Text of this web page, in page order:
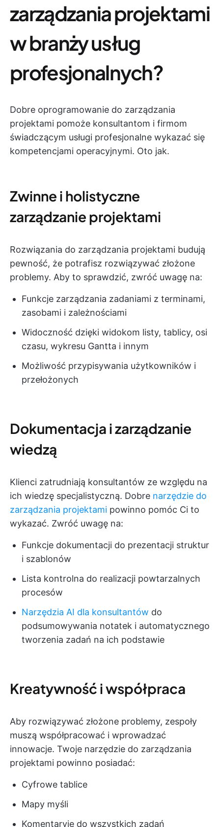
zarządzania projektami
w branży usług
profesjonalnych?
Dobre oprogramowanie do zarządzania
projektami pomoże konsultantom i firmom
świadczącym usługi profesjonalne wykazać się
kompetencjami operacyjnymi. Oto jak.
Zwinne i holistyczne
zarządzanie projektami
Rozwiązania do zarządzania projektami budują
pewność, że potrafisz rozwiązywać złożone
problemy. Aby to sprawdzić, zwróć uwagę na:
Funkcje zarządzania zadaniami z terminami,
zasobami i zależnościami
Widoczność dzięki widokom listy, tablicy, osi
czasu, wykresu Gantta i innym
Możliwość przypisywania użytkowników i
przełożonych
Dokumentacja i zarządzanie
wiedzą
Klienci zatrudniają konsultantów ze względu na
ich wiedzę specjalistyczną. Dobre narzędzie do
zarządzania projektami powinno pomóc Ci to
wykazać. Zwróć uwagę na:
Funkcje dokumentacji do prezentacji struktur
i szablonów
Lista kontrolna do realizacji powtarzalnych
procesów
Narzędzia AI dla konsultantów do
podsumowywania notatek i automatycznego
tworzenia zadań na ich podstawie
Kreatywność i współpraca
Aby rozwiązywać złożone problemy, zespoły
muszą współpracować i wprowadzać
innowacje. Twoje narzędzie do zarządzania
projektami powinno posiadać:
Cyfrowe tablice
Mapy myśli
Komentaryje do wszystkich zadań